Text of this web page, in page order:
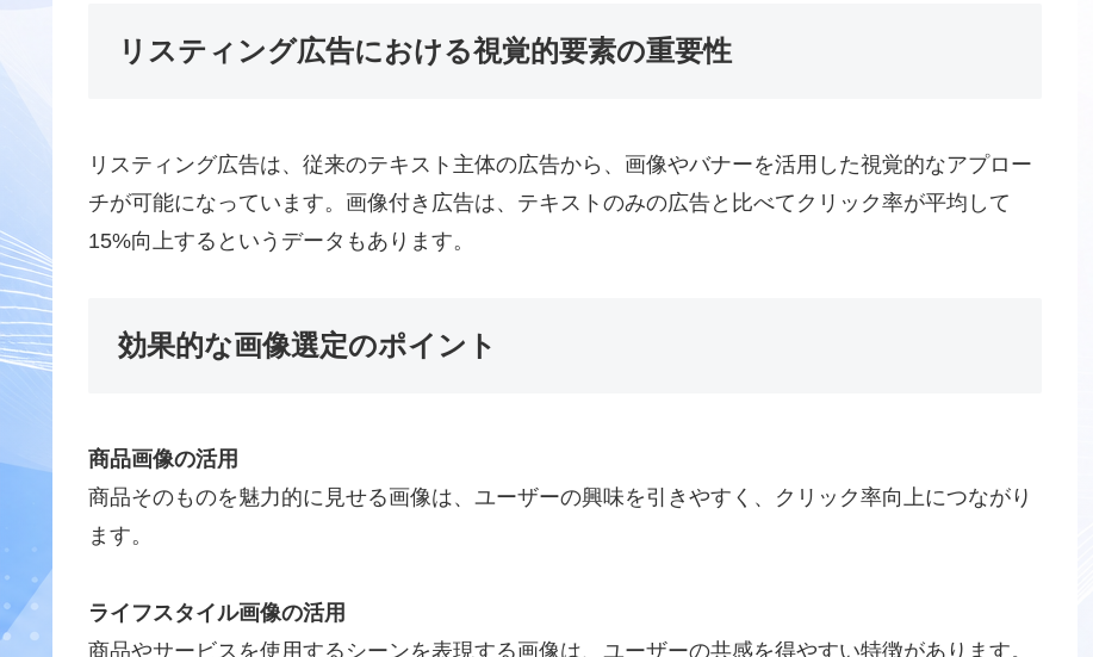
リスティング広告における視覚的要素の重要性
リスティング広告は、従来のテキスト主体の広告から、画像やバナーを活用した視覚的なアプロー
チが可能になっています。画像付き広告は、テキストのみの広告と比べてクリック率が平均して
15%向上するというデータもあります。
効果的な画像選定のポイント
商品画像の活用
商品そのものを魅力的に見せる画像は、ユーザーの興味を引きやすく、クリック率向上につながり
ます。
ライフスタイル画像の活用
商品やサービスを使用するシーンを表現する画像は、ユーザーの共感を得やすい特徴があります。